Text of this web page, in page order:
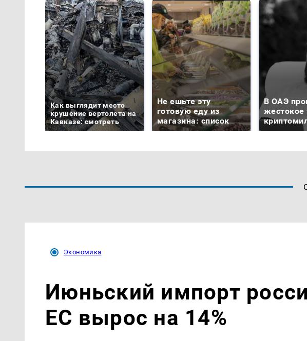
Как выглядит место
крушение вертолета на
Кавказе: смотреть
Не ешьте эту
готовую еду из
магазина: список
В ОАЭ
жестокое
Экономика
Июньский импорт
ЕС вырос на 14%